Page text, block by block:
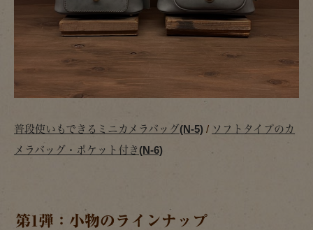
普段使いもできるミニカメラバッグ(N-5) / ソフトタイプのカ
メラバッグ・ポケット付き(N-6)
第1弾：小物のラインナップ